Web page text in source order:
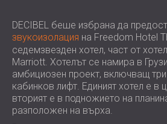
ЗВУКОИЗОЛАЦИЯ И
ЗАЛИ
ЗВУКОИЗОЛАЦИОННИ
РЕШЕНИЯ ЗА
ЗВУКОИЗОЛАЦИЯ И
УЧЕБНИ ЗАВЕДЕНИЯ
ШУМОИЗОЛАЦИЯ И
FINLAND (FI)
РОССИЯ (RU)
USA (US)
SOUTH AFRICA (ZA)
DECIBEL беше избрана да
звукоизолация на Freedom Hotel
седемзвезден хотел, част от
Marriott. Хотелът се намира в
амбициозен проект, включващ
кабинков лифт. Единият хотел е в
вторият е в подножието на
разположен на върха.